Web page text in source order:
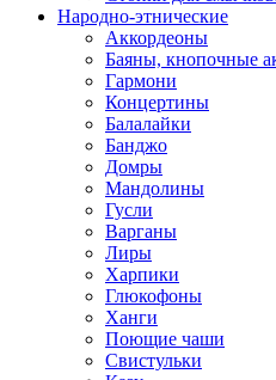
Народно-этнические
Аккордеоны
Баяны, кнопочные
Гармони
Концертины
Балалайки
Банджо
Домры
Мандолины
Гусли
Варганы
Лиры
Харпики
Глюкофоны
Ханги
Поющие чаши
Свистульки